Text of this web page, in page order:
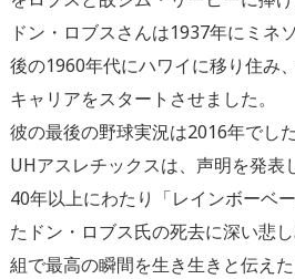
ドン・ロブスさんは1937年にミネ
後の1960年代にハワイに移り住み
キャリアをスタートさせました。
彼の最後の野球実況は2016年でした
UHアスレチックスは、声明を発表
40年以上にわたり「レインボーベ
たドン・ロブス氏の死去に深い悲
組で最高の瞬間を生き生きと伝え